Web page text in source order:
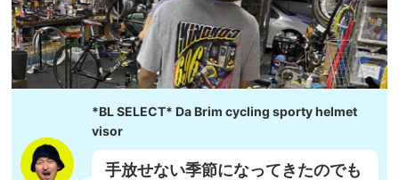
*BL SELECT* Da Brim cycling sporty helmet
visor
手放せない季節になってきたのでも